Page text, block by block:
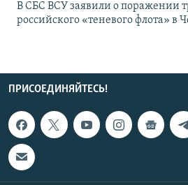
В СБС ВСУ заявили о поражении
российского «теневого флота» в
ПРИСОЕДИНЯЙТЕСЬ!